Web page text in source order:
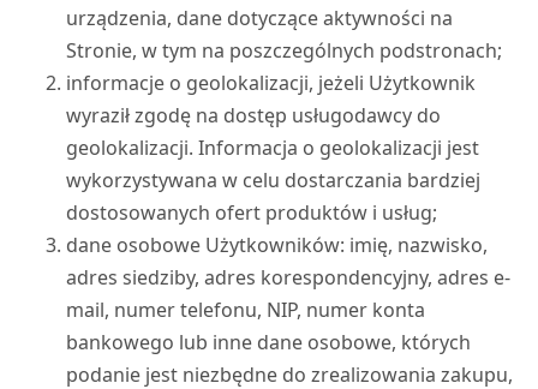
urządzenia, dane dotyczące aktywności na
Stronie, w tym na poszczególnych podstronach;
informacje o geolokalizacji, jeżeli Użytkownik
wyraził zgodę na dostęp usługodawcy do
geolokalizacji. Informacja o geolokalizacji jest
wykorzystywana w celu dostarczania bardziej
dostosowanych ofert produktów i usług;
dane osobowe Użytkowników: imię, nazwisko,
adres siedziby, adres korespondencyjny, adres e-
mail, numer telefonu, NIP, numer konta
bankowego lub inne dane osobowe, których
podanie jest niezbędne do zrealizowania zakupu,